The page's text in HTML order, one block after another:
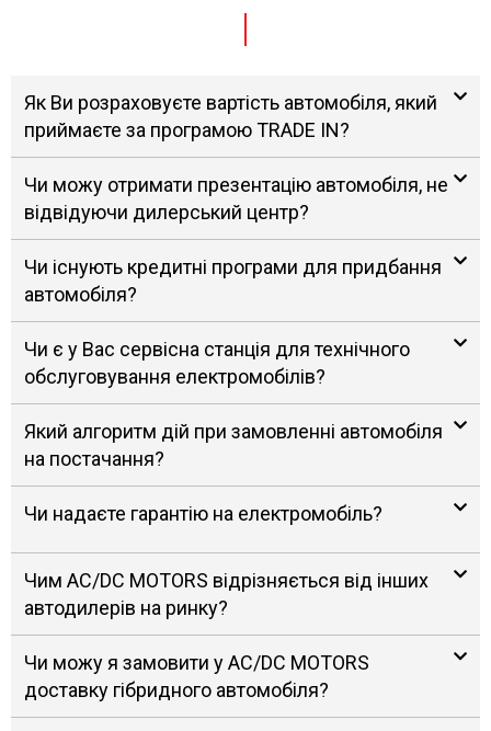
Як Ви розраховуєте вартість автомобіля, який
приймаєте за програмою TRADE IN?
Чи можу отримати презентацію автомобіля, не
відвідуючи дилерський центр?
Чи існують кредитні програми для придбання
автомобіля?
Чи є у Вас сервісна станція для технічного
обслуговування електромобілів?
Який алгоритм дій при замовленні автомобіля
на постачання?
Чи надаєте гарантію на електромобіль?
Чим AC/DC MOTORS відрізняється від інших
автодилерів на ринку?
Чи можу я замовити у AC/DC MOTORS
доставку гібридного автомобіля?